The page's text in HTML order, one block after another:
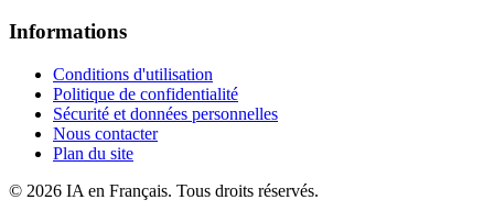
Informations
Conditions d'utilisation
Politique de confidentialité
Sécurité et données personnelles
Nous contacter
Plan du site
© 2026 IA en Français. Tous droits réservés.